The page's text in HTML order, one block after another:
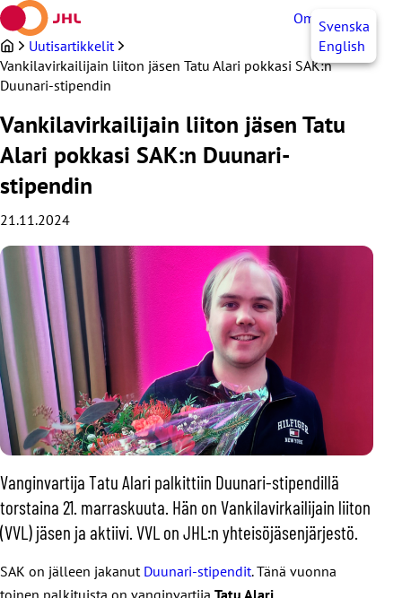
Siirry
sisältöön
OmaJHLSvenska
English
Uutisartikkelit
Vankilavirkailijain liiton jäsen Tatu Alari pokkasi SAK:n
Duunari-stipendin
Vankilavirkailijain liiton jäsen Tatu
Alari pokkasi SAK:n Duunari-
stipendin
21.11.2024
Vanginvartija Tatu Alari palkittiin Duunari-stipendillä
torstaina 21. marraskuuta. Hän on Vankilavirkailijain liiton
(VVL) jäsen ja aktiivi. VVL on JHL:n yhteisöjäsenjärjestö.
SAK on jälleen jakanut Duunari-stipendit. Tänä vuonna
toinen palkituista on vanginvartija Tatu Alari.